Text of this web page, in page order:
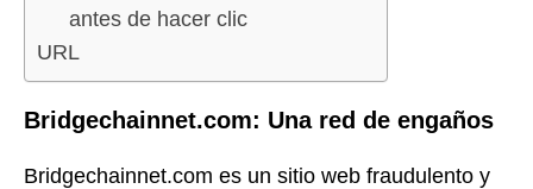
antes de hacer clic
URL
Bridgechainnet.com: Una red de engaños
Bridgechainnet.com es un sitio web fraudulento y